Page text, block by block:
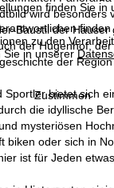
finden Sie in
zu den
Sie in unserer
Zustimmen
wird besonders
Baustil der Häuser
der Hugenhof,
der
Sportler bietet sich
die idyllische
mysteriösen
biken oder sich in
ist für Jeden